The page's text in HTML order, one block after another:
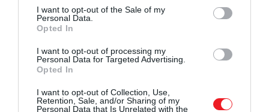
consent section.
I want to opt-out of the Sale of my
Personal Data.
Opted In
I want to opt-out of processing my
Personal Data for Targeted Advertising.
Opted In
I want to opt-out of Collection, Use,
Retention, Sale, and/or Sharing of my
Personal Data that Is Unrelated with the
Volkswagen – 8149 darab
Ford – 7951 darab
Kia – 7027 darab
BMW – 6552 darab
Mercedes-Benz – 5189 darab
Nissan – 4376 darab